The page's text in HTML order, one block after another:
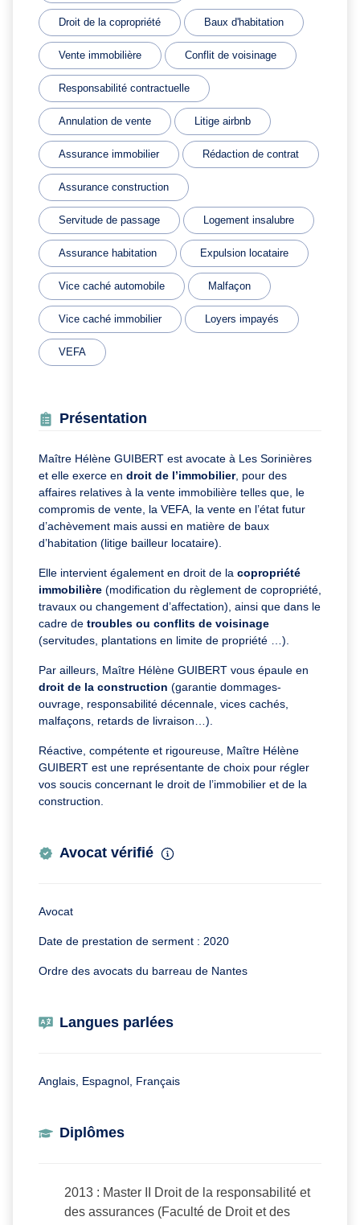
Droit de la copropriété Baux d'habitation
Vente immobilière Conflit de voisinage
Responsabilité contractuelle
Annulation de vente Litige airbnb
Assurance immobilier Rédaction de contrat
Assurance construction
Servitude de passage Logement insalubre
Assurance habitation Expulsion locataire
Vice caché automobile Malfaçon
Vice caché immobilier Loyers impayés
VEFA
Présentation
Maître Hélène GUIBERT est avocate à Les Sorinières
et elle exerce en droit de l’immobilier, pour des
affaires relatives à la vente immobilière telles que, le
compromis de vente, la VEFA, la vente en l’état futur
d’achèvement mais aussi en matière de baux
d’habitation (litige bailleur locataire).
Elle intervient également en droit de la copropriété
immobilière (modification du règlement de copropriété,
travaux ou changement d’affectation), ainsi que dans le
cadre de troubles ou conflits de voisinage
(servitudes, plantations en limite de propriété …).
Par ailleurs, Maître Hélène GUIBERT vous épaule en
droit de la construction (garantie dommages-
ouvrage, responsabilité décennale, vices cachés,
malfaçons, retards de livraison…).
Réactive, compétente et rigoureuse, Maître Hélène
GUIBERT est une représentante de choix pour régler
vos soucis concernant le droit de l’immobilier et de la
construction.
Avocat vérifié
Avocat
Date de prestation de serment : 2020
Ordre des avocats du barreau de Nantes
Langues parlées
Anglais, Espagnol, Français
Diplômes
2013 : Master II Droit de la responsabilité et
des assurances (Faculté de Droit et des